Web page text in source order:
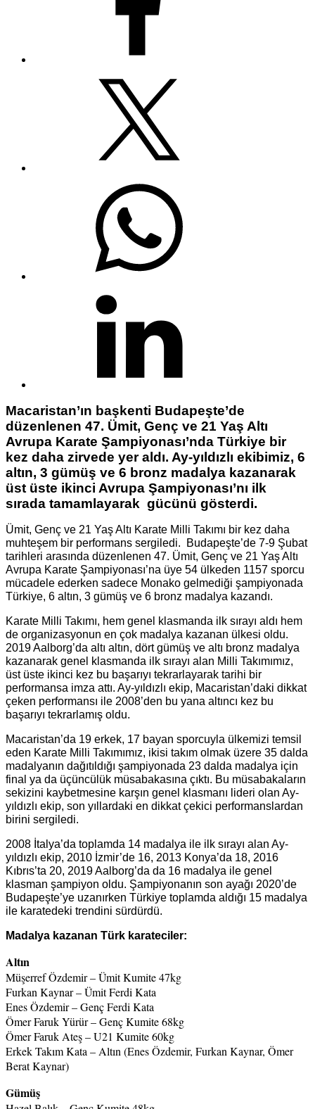
Macaristan’ın başkenti Budapeşte’de
düzenlenen 47. Ümit, Genç ve 21 Yaş Altı
Avrupa Karate Şampiyonası’nda Türkiye bir
kez daha zirvede yer aldı. Ay-yıldızlı ekibimiz, 6
altın, 3 gümüş ve 6 bronz madalya kazanarak
üst üste ikinci Avrupa Şampiyonası’nı ilk
sırada tamamlayarak gücünü gösterdi.
Ümit, Genç ve 21 Yaş Altı Karate Milli Takımı bir kez daha
muhteşem bir performans sergiledi.
Budapeşte’de 7-9 Şubat
tarihleri arasında düzenlenen 47. Ümit, Genç ve 21 Yaş Altı
Avrupa Karate Şampiyonası’na üye 54 ülkeden 1157 sporcu
mücadele ederken sadece Monako gelmediği şampiyonada
Türkiye, 6 altın, 3 gümüş ve 6 bronz madalya kazandı.
Karate Milli Takımı, hem genel klasmanda ilk sırayı aldı hem
de organizasyonun en çok madalya kazanan ülkesi oldu.
2019 Aalborg’da altı altın, dört gümüş ve altı bronz madalya
kazanarak genel klasmanda ilk sırayı alan Milli Takımımız,
üst üste ikinci kez bu başarıyı tekrarlayarak tarihi bir
performansa imza attı. Ay-yıldızlı ekip, Macaristan’daki dikkat
çeken performansı ile 2008’den bu yana altıncı kez bu
başarıyı tekrarlamış oldu.
Macaristan’da 19 erkek, 17 bayan sporcuyla ülkemizi temsil
eden Karate Milli Takımımız, ikisi takım olmak üzere 35 dalda
madalyanın dağıtıldığı şampiyonada 23 dalda madalya için
final ya da üçüncülük müsabakasına çıktı. Bu müsabakaların
sekizini kaybetmesine karşın genel klasmanı lideri olan Ay-
yıldızlı ekip, son yıllardaki en dikkat çekici performanslardan
birini sergiledi.
2008 İtalya’da toplamda 14 madalya ile ilk sırayı alan Ay-
yıldızlı ekip, 2010 İzmir’de 16, 2013 Konya’da 18, 2016
Kıbrıs’ta 20, 2019 Aalborg’da da 16 madalya ile genel
klasman şampiyon oldu. Şampiyonanın son ayağı 2020’de
Budapeşte’ye uzanırken Türkiye toplamda aldığı 15 madalya
ile karatedeki trendini sürdürdü.
Madalya kazanan Türk karateciler:
Altın
Müşerref Özdemir – Ümit Kumite 47kg
Furkan Kaynar – Ümit Ferdi Kata
Enes Özdemir – Genç Ferdi Kata
Ömer Faruk Yürür – Genç Kumite 68kg
Ömer Faruk Ateş – U21 Kumite 60kg
Erkek Takım Kata – Altın (Enes Özdemir, Furkan Kaynar, Ömer
Berat Kaynar)
Gümüş